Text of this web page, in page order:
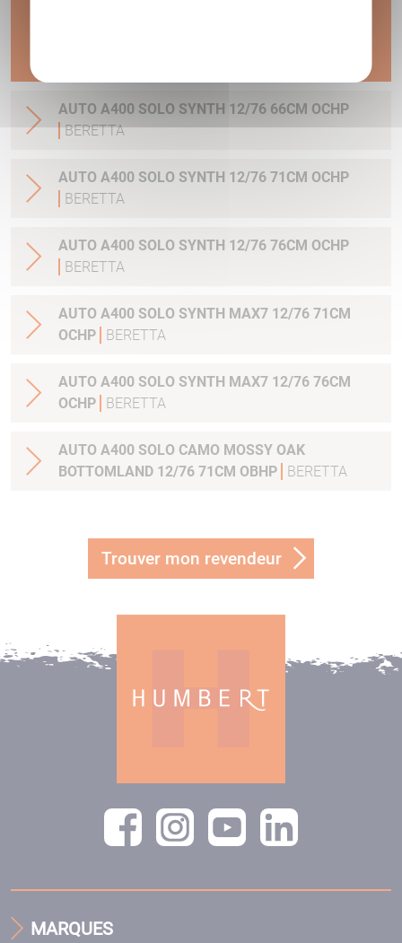
AUTO A400 SOLO SYNTH 12/76 66CM OCHP
BERETTA
AUTO A400 SOLO SYNTH 12/76 71CM OCHP
BERETTA
AUTO A400 SOLO SYNTH 12/76 76CM OCHP
BERETTA
AUTO A400 SOLO SYNTH MAX7 12/76 71CM
OCHP
BERETTA
AUTO A400 SOLO SYNTH MAX7 12/76 76CM
OCHP
BERETTA
AUTO A400 SOLO CAMO MOSSY OAK
BOTTOMLAND 12/76 71CM OBHP
BERETTA
Trouver mon revendeur
MARQUES